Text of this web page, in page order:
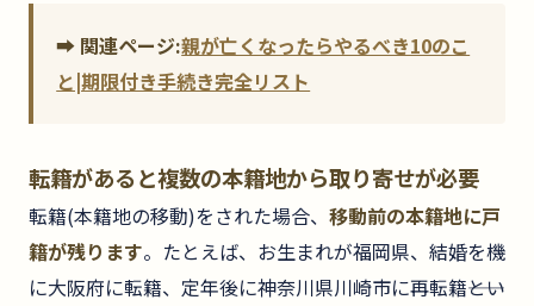
➡ 関連ページ:親が亡くなったらやるべき10のこ
と|期限付き手続き完全リスト
転籍があると複数の本籍地から取り寄せが必要
転籍(本籍地の移動)をされた場合、 移動前の本籍地に戸
籍が残ります。たとえば、お生まれが福岡県、結婚を機
に大阪府に転籍、定年後に神奈川県川崎市に再転籍――とい